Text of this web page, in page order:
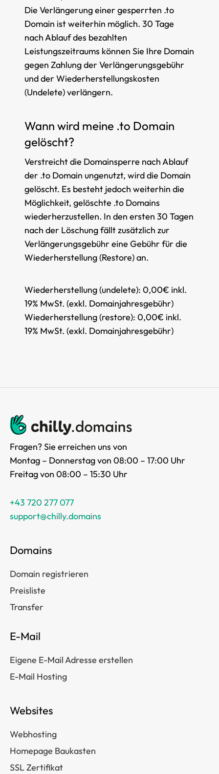
Die Verlängerung einer gesperrten .to
Domain ist weiterhin möglich. 30 Tage
nach Ablauf des bezahlten
Leistungszeitraums können Sie Ihre Domain
gegen Zahlung der Verlängerungsgebühr
und der Wiederherstellungskosten
(Undelete) verlängern.
Wann wird meine .to Domain
gelöscht?
Verstreicht die Domainsperre nach Ablauf
der .to Domain ungenutzt, wird die Domain
gelöscht. Es besteht jedoch weiterhin die
Möglichkeit, gelöschte .to Domains
wiederherzustellen. In den ersten 30 Tagen
nach der Löschung fällt zusätzlich zur
Verlängerungsgebühr eine Gebühr für die
Wiederherstellung (Restore) an.
Wiederherstellung (undelete): 0,00€ inkl.
19% MwSt. (exkl. Domainjahresgebühr)
Wiederherstellung (restore): 0,00€ inkl.
19% MwSt. (exkl. Domainjahresgebühr)
Fragen? Sie erreichen uns von
Montag – Donnerstag von 08:00 – 17:00 Uhr
Freitag von 08:00 – 15:30 Uhr
+43 720 277 077
support@chilly.domains
Domains
Domain registrieren
Preisliste
Transfer
E-Mail
Eigene E-Mail Adresse erstellen
E-Mail Hosting
Websites
Webhosting
Homepage Baukasten
SSL Zertifikat